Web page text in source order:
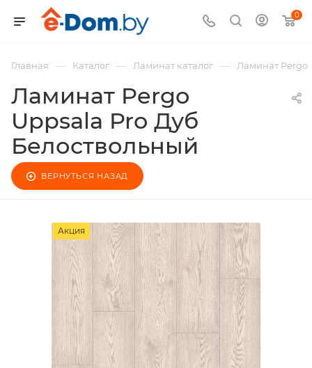
0
Главная — Каталог — Ламинат каталог — Ламинат Pergo
Ламинат Pergo
Uppsala Pro Дуб
Белоствольный
ВЕРНУТЬСЯ НАЗАД
Акция